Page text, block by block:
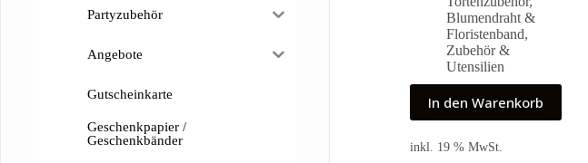
Blumendraht &
Floristenband,
Zubehör &
Utensilien
In den Warenkorb
inkl. 19 % MwSt.
Partyzubehör
Angebote
Gutscheinkarte
Geschenkpapier /
Geschenkbänder